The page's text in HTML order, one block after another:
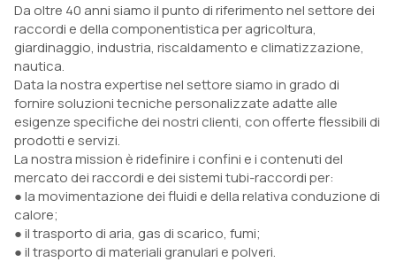
Da oltre 40 anni siamo il punto di riferimento nel settore dei
raccordi e della componentistica per agricoltura,
giardinaggio, industria, riscaldamento e climatizzazione,
nautica.
Data la nostra expertise nel settore siamo in grado di
fornire soluzioni tecniche personalizzate adatte alle
esigenze specifiche dei nostri clienti, con offerte flessibili di
prodotti e servizi.
La nostra mission è ridefinire i confini e i contenuti del
mercato dei raccordi e dei sistemi tubi-raccordi per:
● la movimentazione dei fluidi e della relativa conduzione di
calore;
● il trasporto di aria, gas di scarico, fumi;
● il trasporto di materiali granulari e polveri.